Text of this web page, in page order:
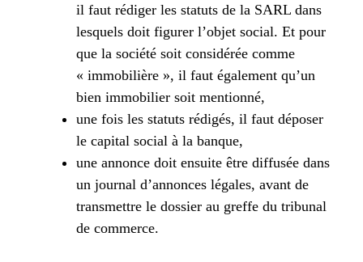
il faut rédiger les statuts de la SARL dans
lesquels doit figurer l’objet social. Et pour
que la société soit considérée comme
« immobilière », il faut également qu’un
bien immobilier soit mentionné,
une fois les statuts rédigés, il faut déposer
le capital social à la banque,
une annonce doit ensuite être diffusée dans
un journal d’annonces légales, avant de
transmettre le dossier au greffe du tribunal
de commerce.